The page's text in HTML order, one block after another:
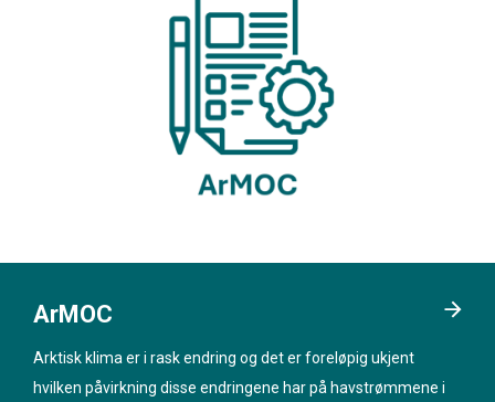
ArMOC
Arktisk klima er i rask endring og det er foreløpig ukjent
hvilken påvirkning disse endringene har på havstrømmene i